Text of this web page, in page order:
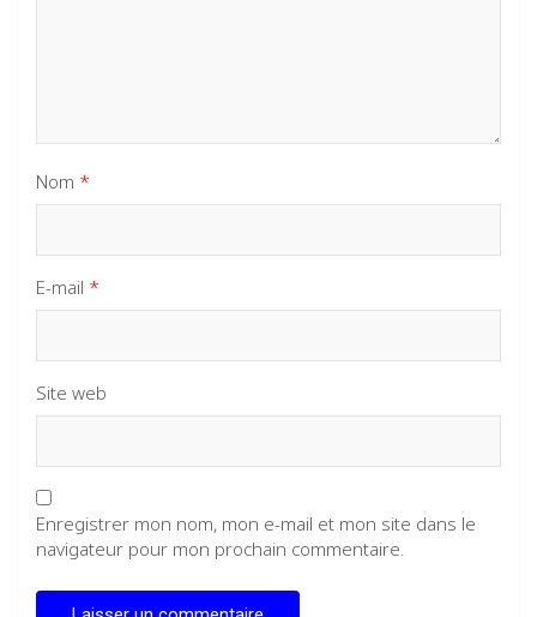
Nom *
E-mail *
Site web
Enregistrer mon nom, mon e-mail et mon site dans le
navigateur pour mon prochain commentaire.